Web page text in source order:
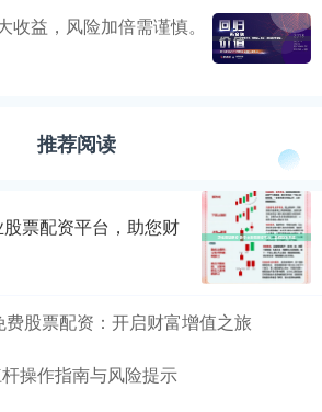
益，风险加倍需谨慎。
推荐阅读
票配资平台，助您财
股票配资：开启财富增值之旅
操作指南与风险提示